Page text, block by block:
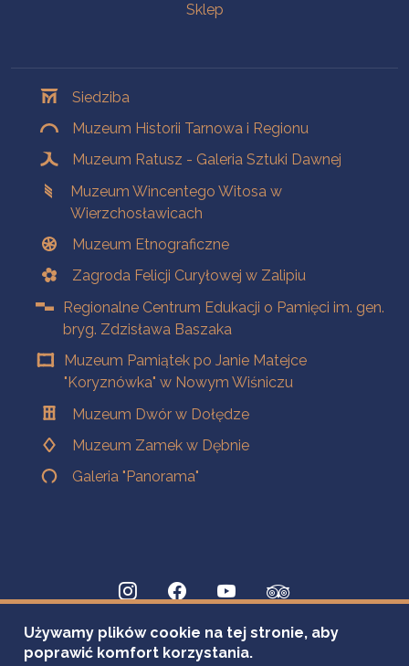
Sklep
Siedziba
Muzeum Historii Tarnowa i Regionu
Muzeum Ratusz - Galeria Sztuki Dawnej
Muzeum Wincentego Witosa w
Wierzchosławicach
Muzeum Etnograficzne
Zagroda Felicji Curyłowej w Zalipiu
Regionalne Centrum Edukacji o Pamięci im. gen.
bryg. Zdzisława Baszaka
Muzeum Pamiątek po Janie Matejce
"Koryznówka" w Nowym Wiśniczu
Muzeum Dwór w Dołędze
Muzeum Zamek w Dębnie
Galeria "Panorama"
Używamy plików cookie na tej stronie, aby
poprawić komfort korzystania.